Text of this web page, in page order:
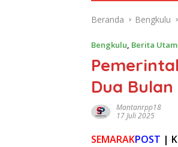
Beranda Bengkulu
Bengkulu, Berita
Dua
Mantanrpp18
17 Juli 2025
SEMARAKPOST |